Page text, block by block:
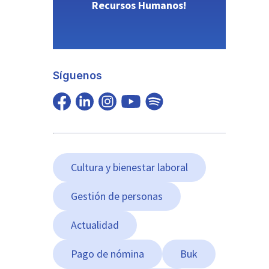
Recursos Humanos!
Síguenos
Cultura y bienestar laboral
Gestión de personas
Actualidad
Pago de nómina Buk